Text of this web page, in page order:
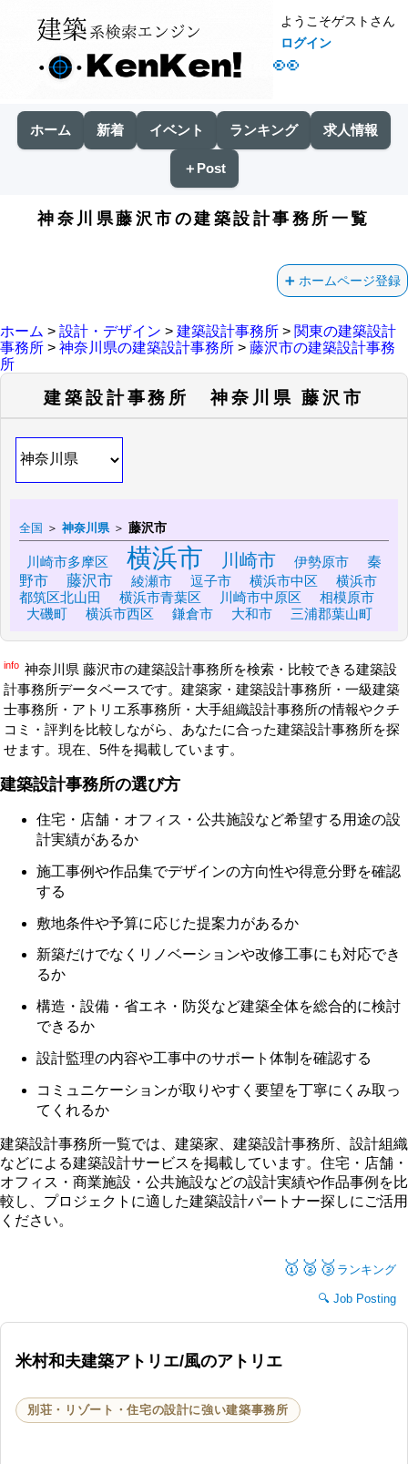
👀
ようこそゲストさん
ログイン
ホーム 新着 イベント ランキング 求人情報
＋Post
神奈川県藤沢市の建築設計事務所一覧
ホームページ登録
ホーム > 設計・デザイン > 建築設計事務所 > 関東の建築設計
事務所 > 神奈川県の建築設計事務所 > 藤沢市の建築設計事務
所
建築設計事務所 神奈川県 藤沢市
全国 ＞ 神奈川県＞ 藤沢市
川崎市多摩区 横浜市 川崎市 伊勢原市
秦
野市
藤沢市 綾瀬市 逗子市 横浜市中区
横浜市
都筑区北山田
横浜市青葉区 川崎市中原区 相模原市
大磯町 横浜市西区 鎌倉市 大和市 三浦郡葉山町
info 神奈川県 藤沢市の建築設計事務所を検索・比較できる建築設
計事務所データベースです。建築家・建築設計事務所・一級建築
士事務所・アトリエ系事務所・大手組織設計事務所の情報やクチ
コミ・評判を比較しながら、あなたに合った建築設計事務所を探
せます。現在、5件を掲載しています。
建築設計事務所の選び方
住宅・店舗・オフィス・公共施設など希望する用途の設
計実績があるか
施工事例や作品集でデザインの方向性や得意分野を確認
する
敷地条件や予算に応じた提案力があるか
新築だけでなくリノベーションや改修工事にも対応でき
るか
構造・設備・省エネ・防災など建築全体を総合的に検討
できるか
設計監理の内容や工事中のサポート体制を確認する
コミュニケーションが取りやすく要望を丁寧にくみ取っ
てくれるか
建築設計事務所一覧では、建築家、建築設計事務所、設計組織
などによる建築設計サービスを掲載しています。住宅・店舗・
オフィス・商業施設・公共施設などの設計実績や作品事例を比
較し、プロジェクトに適した建築設計パートナー探しにご活用
ください。
🥇🥈🥉 ランキング
Job Posting
米村和夫建築アトリエ/風のアトリエ
別荘・リゾート・住宅の設計に強い建築事務所